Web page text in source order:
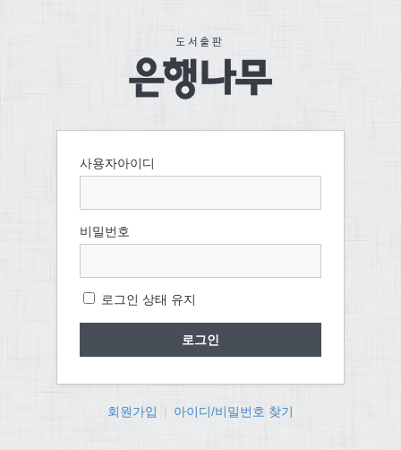
사용자아이디
비밀번호
로그인 상태 유지
회원가입 아이디/비밀번호 찾기